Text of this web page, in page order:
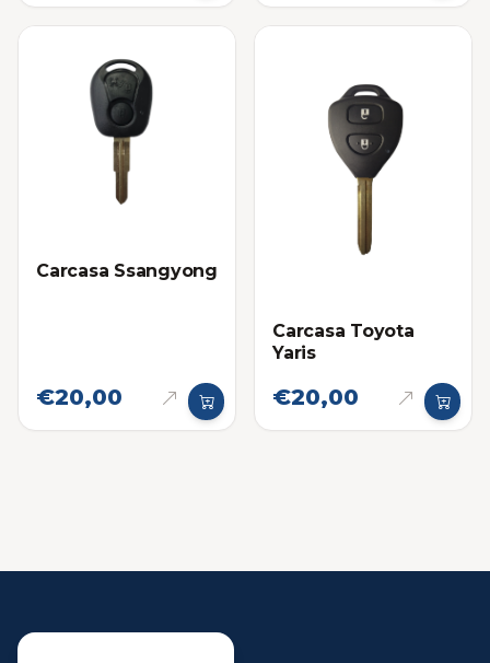
Carcasa Ssangyong
€20,00
Carcasa Toyota
Yaris
€20,00